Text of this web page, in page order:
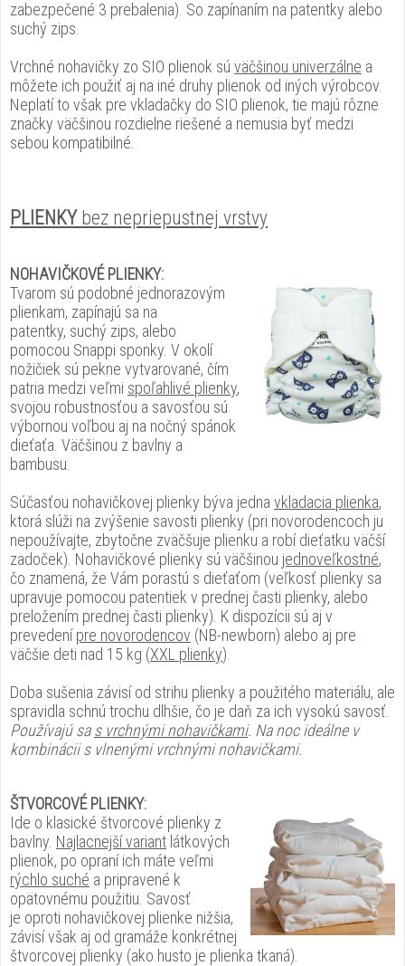
zabezpečené 3 prebalenia). So zapínaním na patentky alebo
suchý zips.
Vrchné nohavičky zo SIO plienok sú väčšinou univerzálne a
môžete ich použiť aj na iné druhy plienok od iných výrobcov.
Neplatí to však pre vkladačky do SIO plienok, tie majú rôzne
značky väčšinou rozdielne riešené a nemusia byť medzi
sebou kompatibilné.
PLIENKY bez nepriepustnej vrstvy
NOHAVIČKOVÉ PLIENKY:
Tvarom sú podobné jednorazovým
plienkam, zapínajú sa na
patentky, suchý zips, alebo
pomocou Snappi sponky. V okolí
nožičiek sú pekne vytvarované, čím
patria medzi veľmi spoľahlivé plienky,
svojou robustnosťou a savosťou sú
výbornou voľbou aj na nočný spánok
dieťaťa. Väčšinou z bavlny a
bambusu.
Súčasťou nohavičkovej plienky býva jedna vkladacia plienka,
ktorá slúži na zvýšenie savosti plienky (pri novorodencoch ju
nepoužívajte, zbytočne zväčšuje plienku a robí dieťatku väčší
zadoček). Nohavičkové plienky sú väčšinou jednoveľkostné,
čo znamená, že Vám porastú s dieťaťom (veľkosť plienky sa
upravuje pomocou patentiek v prednej časti plienky, alebo
preložením prednej časti plienky). K dispozícii sú aj v
prevedenípre novorodencov (NB-newborn) alebo aj pre
väčšie deti nad 15 kg (XXL plienky).
Doba sušenia závisí od strihu plienky a použitého materiálu, ale
spravidla schnú trochu dlhšie, čo je daň za ich vysokú savosť.
Používajú sas vrchnými nohavičkami. Na noc ideálne v
kombinácii s vlnenými vrchnými nohavičkami.
ŠTVORCOVÉ PLIENKY:
Ide o klasické štvorcové plienky z
bavlny. Najlacnejší variant látkových
plienok, po opraní ich máte veľmi
rýchlo suché a pripravené k
opätovnému použitiu. Savosť
je oproti nohavičkovej plienke nižšia,
závisí však aj od gramáže konkrétnej
štvorcovej plienky (ako husto je plienka tkaná).